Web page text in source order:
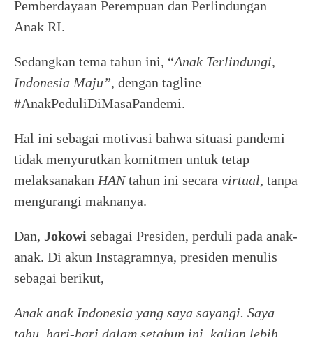
Pemberdayaan Perempuan dan Perlindungan
Anak RI.
Sedangkan tema tahun ini, “Anak Terlindungi,
Indonesia Maju”, dengan tagline
#AnakPeduliDiMasaPandemi.
Hal ini sebagai motivasi bahwa situasi pandemi
tidak menyurutkan komitmen untuk tetap
melaksanakan HANtahun ini secara virtual, tanpa
mengurangi maknanya.
Dan, Jokowi sebagai Presiden, perduli pada anak-
anak. Di akun Instagramnya, presiden menulis
sebagai berikut,
Anak anak Indonesia yang saya sayangi. Saya
tahu, hari-hari dalam setahun ini, kalian lebih